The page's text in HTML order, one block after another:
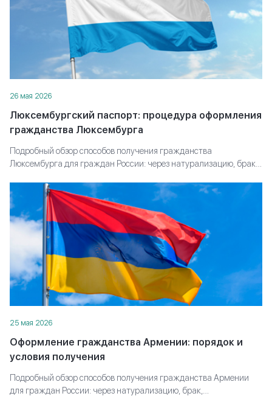
26 мая 2026
Люксембургский паспорт: процедура оформления
гражданства Люксембурга
Подробный обзор способов получения гражданства
Люксембурга для граждан России: через натурализацию, брак,
предъявляют, какие документы готовить и сколько времени
занимает оформление паспорта.
25 мая 2026
Оформление гражданства Армении: порядок и
условия получения
Подробный обзор способов получения гражданства Армении
для граждан России: через натурализацию, брак,
Оформление второго паспорта для Вас и Ваших
близких, при персональном сопровождении
юристов Migranteu
ЗАПОЛНИТЕ ФОРМУ
Номер телефона*
E-mail*
ЗАКАЗАТЬ КОНСУЛЬТАЦИЮ